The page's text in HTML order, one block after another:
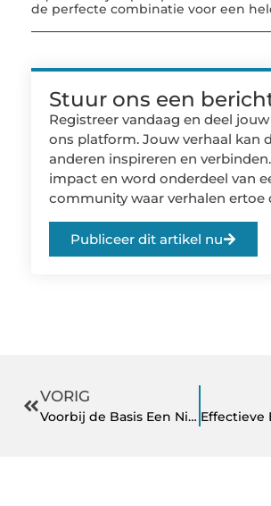
de perfecte combinatie voor een
Stuur ons een
Registreer vandaag en deel
ons platform. Jouw verhaal kan
anderen inspireren en
impact en word onderdeel van
community waar verhalen ertoe
Publiceer dit artikel nu
VORIG
Voorbij de Basis Een Nieuwe Kijk op Comfort in de Zorg